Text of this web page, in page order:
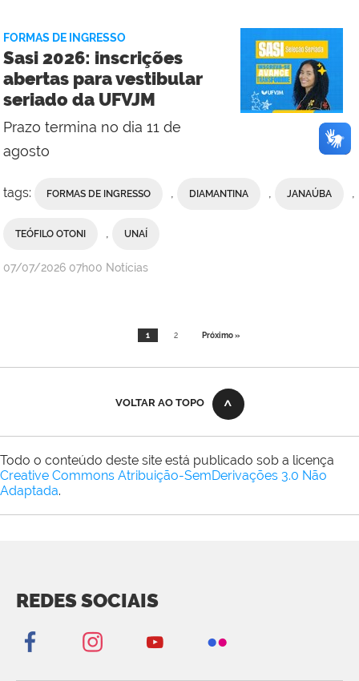
FORMAS DE INGRESSO
Sasi 2026: inscrições
abertas para vestibular
seriado da UFVJM
Prazo termina no dia 11 de
agosto
tags: FORMAS DE INGRESSO , DIAMANTINA , JANAÚBA ,
TEÓFILO OTONI , UNAÍ
publicado
07/07/2026 07h00 Notícias
1 2 Próximo »
VOLTAR AO TOPO
Todo o conteúdo deste site está publicado sob a licença
Creative Commons Atribuição-SemDerivações 3.0 Não
Adaptada.
REDES SOCIAIS